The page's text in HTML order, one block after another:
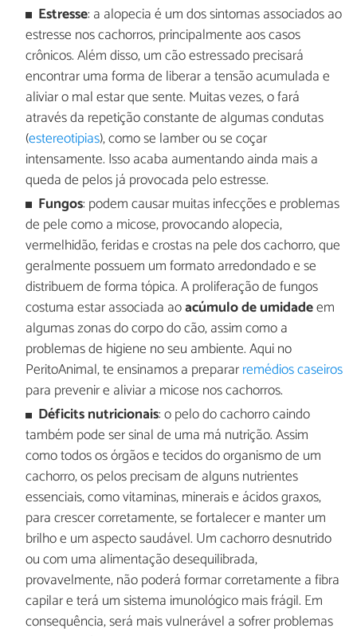
Estresse: a alopecia é um dos sintomas associados ao
estresse nos cachorros, principalmente aos casos
crônicos. Além disso, um cão estressado precisará
encontrar uma forma de liberar a tensão acumulada e
aliviar o mal estar que sente. Muitas vezes, o fará
através da repetição constante de algumas condutas
(estereotipias), como se lamber ou se coçar
intensamente. Isso acaba aumentando ainda mais a
queda de pelos já provocada pelo estresse.
Fungos: podem causar muitas infecções e problemas
de pele como a micose, provocando alopecia,
vermelhidão, feridas e crostas na pele dos cachorro, que
geralmente possuem um formato arredondado e se
distribuem de forma tópica. A proliferação de fungos
costuma estar associada aoacúmulo de umidadeem
algumas zonas do corpo do cão, assim como a
problemas de higiene no seu ambiente. Aqui no
PeritoAnimal, te ensinamos a prepararremédios caseiros
para prevenir e aliviar a micose nos cachorros.
Déficits nutricionais: o pelo do cachorro caindo
também pode ser sinal de uma má nutrição. Assim
como todos os órgãos e tecidos do organismo de um
cachorro, os pelos precisam de alguns nutrientes
essenciais, como vitaminas, minerais e ácidos graxos,
para crescer corretamente, se fortalecer e manter um
brilho e um aspecto saudável. Um cachorro desnutrido
ou com uma alimentação desequilibrada,
provavelmente, não poderá formar corretamente a fibra
capilar e terá um sistema imunológico mais frágil. Em
consequência, será mais vulnerável a sofrer problemas